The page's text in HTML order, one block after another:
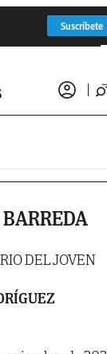
Suscríbete
DEL JOVEN